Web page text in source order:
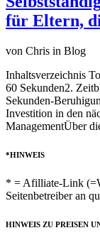
für Eltern,
von Chris in Blog
Inhaltsverzeichnis
60 Sekunden2.
Sekunden-
Investition in den
ManagementÜber
*HINWEIS
* = Afilliate-Link
Seitenbetreiber an
HINWEIS ZU PREISEN